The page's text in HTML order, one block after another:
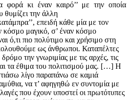
φορά κι έναν καιρό’’ με την οποία
θυμίζει την άλλη
επειδή κάθε μία με τον
κόσμο μαγικό, σ’ έναν κόσμο
ό,τι πιο πολύτιμο και χρήσιμο στη
ως άνθρωποι. Καταπέλτες
την γνωριμίας με τις αρχές, τις
τα έθιμα του πολιτισμού μας. […] Η
λίγο παραπάνω σε καμιά
να τ’ αφηγηθώ εν συντομία με
που έχουν υποστεί οι πρωτότυπες